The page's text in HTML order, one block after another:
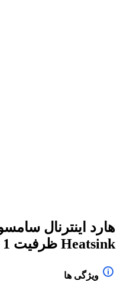
Heatsink ظرفیت 1 ترابایت
ویژگی ها